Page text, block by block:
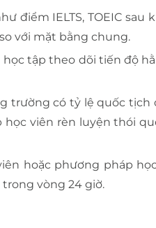
điểm IELTS, TOEIC sau
với mặt bằng chung.
tập theo dõi tiến độ
trường có tỷ lệ quốc tịch
viên rèn luyện thói
hoặc phương pháp
vòng 24 giờ.